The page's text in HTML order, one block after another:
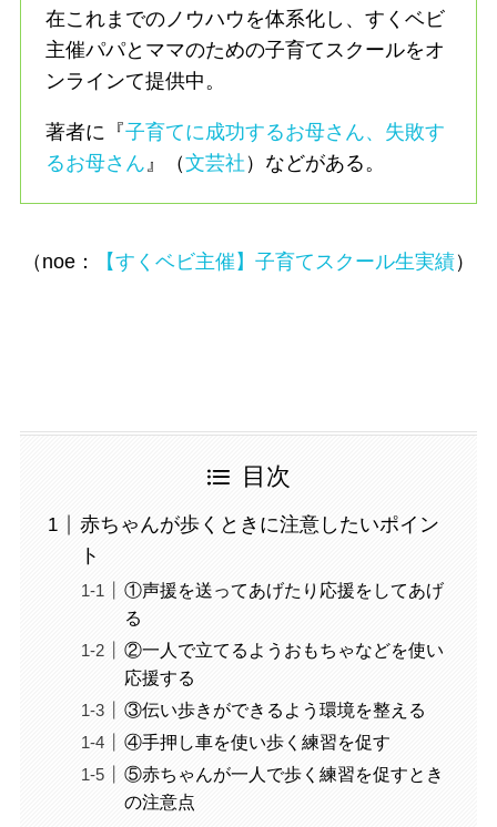
在これまでのノウハウを体系化し、すくベビ
主催パパとママのための子育てスクールをオ
ンラインて提供中。
著者に『子育てに成功するお母さん、失敗す
るお母さん 』（文芸社 ）などがある。
（noe： 【すくベビ主催】子育てスクール生実績）
目次
赤ちゃんが歩くときに注意したいポイン
ト
①声援を送ってあげたり応援をしてあげ
る
②一人で立てるようおもちゃなどを使い
応援する
③伝い歩きができるよう環境を整える
④手押し車を使い歩く練習を促す
⑤赤ちゃんが一人で歩く練習を促すとき
の注意点